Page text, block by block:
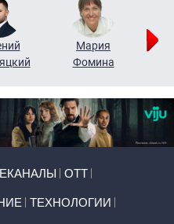
Мария
Фомина
ОТТ
ТЕХНОЛОГИИ